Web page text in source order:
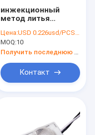
инжекционный
метод литья
СИД светлой
коробки 110V 220V
светящий
Цена:USD 0.226usd/PCS Price negotiable
MOQ:10
Контакт